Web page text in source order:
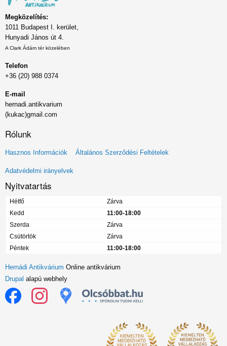
Megközelítés:
1011 Budapest I. kerület,
Hunyadi János út 4.
A Clark Ádám tér közelében
Telefon
+36 (20) 988 0374
E-mail
hernadi.antikvarium
(kukac)gmail.com
Rólunk
Lábléc
menü
Hasznos Információk Általános Szerződési Feltételek
Adatvédelmi irányelvek
Nyitvatartás
Hétfő
Zárva
Kedd
11:00-18:00
Szerda
Zárva
Csütörtök
Zárva
Péntek
11:00-18:00
Hernádi Antikvárium Online antikvárium
Drupal alapú webhely